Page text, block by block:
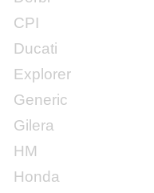
CPI
Ducati
Explorer
Generic
Gilera
HM
Honda